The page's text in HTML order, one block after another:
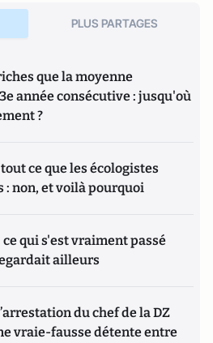
PLUS PARTAGES
que la moyenne
année consécutive : jusqu'où
?
ce que les écologistes
: non, et voilà pourquoi
qui s'est vraiment passé
ailleurs
du chef de la DZ
vraie-fausse détente entre